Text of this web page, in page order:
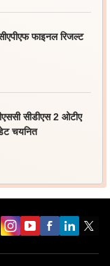
फाइनल रिजल्ट
सीडीएस 2 ओटीए
चयनित